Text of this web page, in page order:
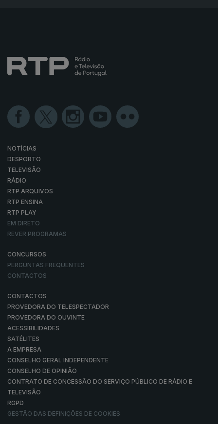
NOTÍCIAS
DESPORTO
TELEVISÃO
RÁDIO
RTP ARQUIVOS
RTP ENSINA
RTP PLAY
EM DIRETO
REVER PROGRAMAS
CONCURSOS
PERGUNTAS FREQUENTES
CONTACTOS
CONTACTOS
PROVEDORA DO TELESPECTADOR
PROVEDORA DO OUVINTE
ACESSIBILIDADES
SATÉLITES
A EMPRESA
CONSELHO GERAL INDEPENDENTE
CONSELHO DE OPINIÃO
CONTRATO DE CONCESSÃO DO SERVIÇO PÚBLICO DE RÁDIO E
TELEVISÃO
RGPD
GESTÃO DAS DEFINIÇÕES DE COOKIES